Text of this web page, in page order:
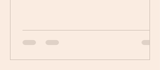
还...